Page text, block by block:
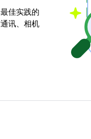
佳实践的
讯、相机